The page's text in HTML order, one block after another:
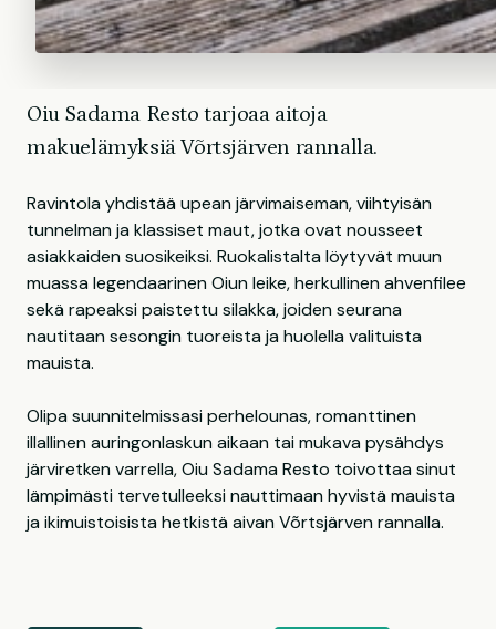
Oiu Sadama Resto tarjoaa aitoja
makuelämyksiä Võrtsjärven rannalla.
Ravintola yhdistää upean järvimaiseman, viihtyisän
tunnelman ja klassiset maut, jotka ovat nousseet
asiakkaiden suosikeiksi. Ruokalistalta löytyvät muun
muassa legendaarinen Oiun leike, herkullinen ahvenfilee
sekä rapeaksi paistettu silakka, joiden seurana
nautitaan sesongin tuoreista ja huolella valituista
mauista.
Olipa suunnitelmissasi perhelounas, romanttinen
illallinen auringonlaskun aikaan tai mukava pysähdys
järviretken varrella, Oiu Sadama Resto toivottaa sinut
lämpimästi tervetulleeksi nauttimaan hyvistä mauista
ja ikimuistoisista hetkistä aivan Võrtsjärven rannalla.